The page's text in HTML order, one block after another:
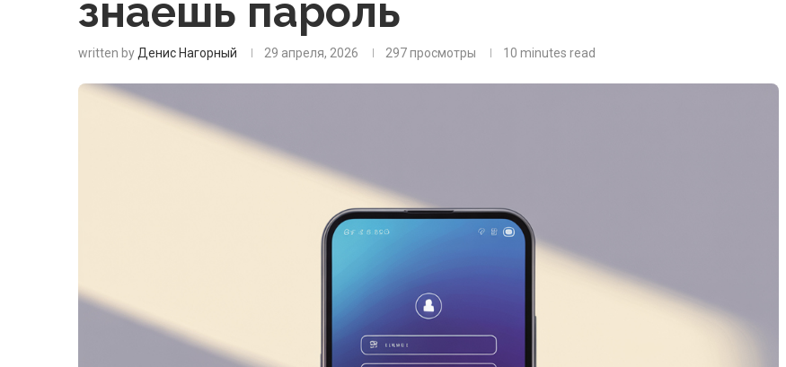
знаешь пароль
written by Денис Нагорный 29 апреля, 2026 297просмотры 10 minutes read